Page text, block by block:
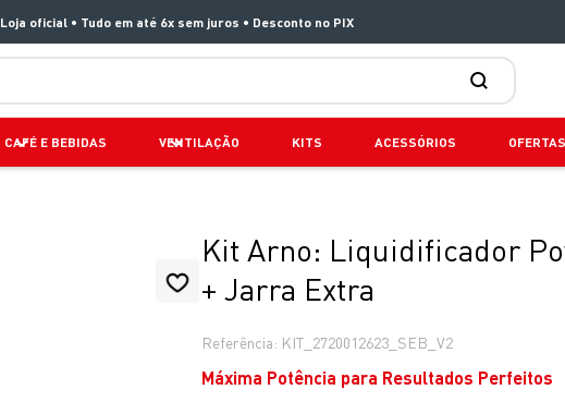
Loja oficial • Tudo em até 6x sem juros • Desconto no PIX
CAFÉ E BEBIDAS VENTILAÇÃO KITS ACESSÓRIOS OFERTAS
Kit Arno: Liquidificador
+ Jarra Extra
Referência: KIT_2720012623_SEB_V2
Máxima Potência para Resultados Perfeitos
jogo panelas rochedo stone pro